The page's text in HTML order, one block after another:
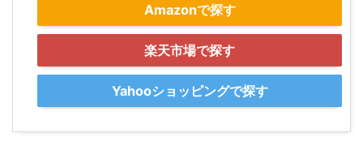
Amazonで探す
楽天市場で探す
Yahooショッピングで探す